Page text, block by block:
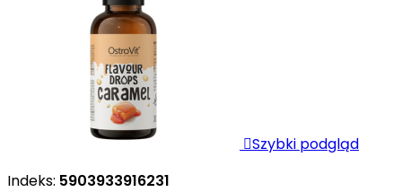
Szybki podgląd
Indeks: 5903933916231